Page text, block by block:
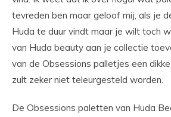
tevreden ben maar geloof mij, als je
Huda te duur vindt maar je wilt toch
van Huda beauty aan je collectie
van de Obsessions palletjes een
zult zeker niet teleurgesteld worden.
De Obsessions paletten van Huda